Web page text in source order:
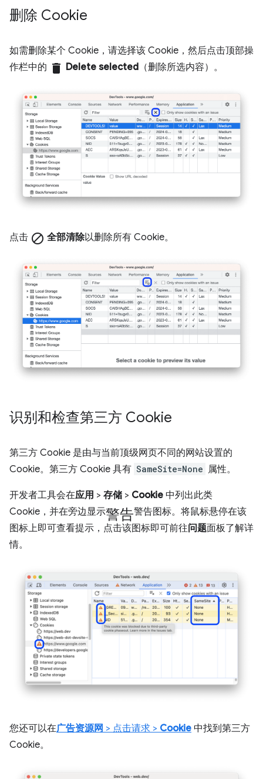
删除 Cookie
如需删除某个 Cookie，请选择该 Cookie，然后点击顶部操
作栏中的 delete Delete selected （删除所选内容）。
点击 block 全部清除以删除所有 Cookie。
识别和检查第三方 Cookie
第三方 Cookie 是由与当前顶级网页不同的网站设置的
Cookie。第三方 Cookie 具有 SameSite=None 属性。
开发者工具会在应用 > 存储 > Cookie 中列出此类
Cookie，并在旁边显示警告警告图标。将鼠标悬停在该
图标上即可查看提示，点击该图标即可前往问题面板了解详
情。
您还可以在广告资源网 > 点击请求 > Cookie 中找到第三方
Cookie。